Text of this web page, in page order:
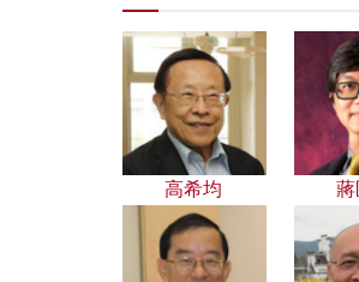
高希均 蔣